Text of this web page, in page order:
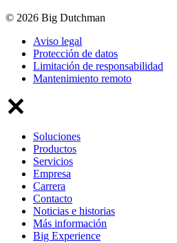
© 2026 Big Dutchman
Aviso legal
Protección de datos
Limitación de responsabilidad
Mantenimiento remoto
Soluciones
Productos
Servicios
Empresa
Carrera
Contacto
Noticias e historias
Más información
Big Experience